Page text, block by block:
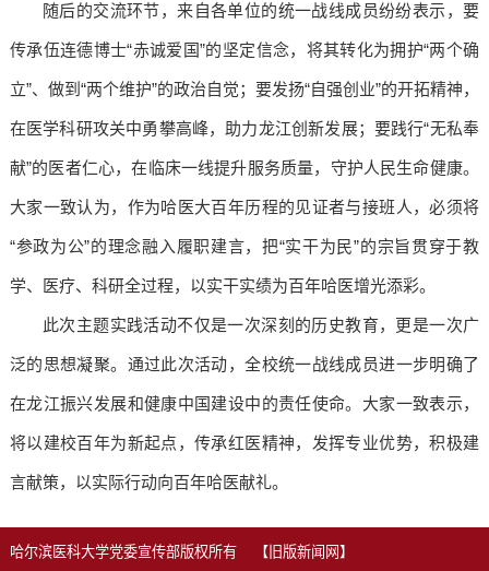
随后的交流环节，来自各单位的统一战线成员纷纷表示，要
传承伍连德博士“赤诚爱国”的坚定信念，将其转化为拥护“两个确
立”、做到“两个维护”的政治自觉；要发扬“自强创业”的开拓精神，
在医学科研攻关中勇攀高峰，助力龙江创新发展；要践行“无私奉
献”的医者仁心，在临床一线提升服务质量，守护人民生命健康。
大家一致认为，作为哈医大百年历程的见证者与接班人，必须将
“参政为公”的理念融入履职建言，把“实干为民”的宗旨贯穿于教
学、医疗、科研全过程，以实干实绩为百年哈医增光添彩。
此次主题实践活动不仅是一次深刻的历史教育，更是一次广
泛的思想凝聚。通过此次活动，全校统一战线成员进一步明确了
在龙江振兴发展和健康中国建设中的责任使命。大家一致表示，
将以建校百年为新起点，传承红医精神，发挥专业优势，积极建
言献策，以实际行动向百年哈医献礼。
哈尔滨医科大学党委宣传部版权所有 【旧版新闻网】